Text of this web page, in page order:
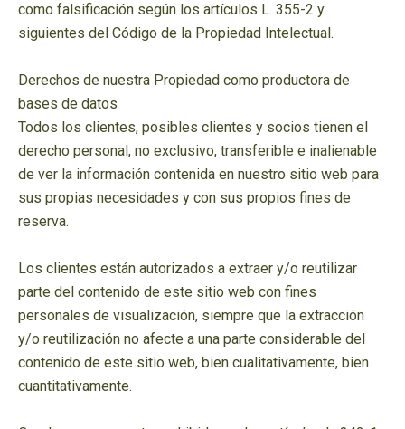
como falsificación según los artículos L. 355-2 y
siguientes del Código de la Propiedad Intelectual.
Derechos de nuestra Propiedad como productora de
bases de datos
Todos los clientes, posibles clientes y socios tienen el
derecho personal, no exclusivo, transferible e inalienable
de ver la información contenida en nuestro sitio web para
sus propias necesidades y con sus propios fines de
reserva.
Los clientes están autorizados a extraer y/o reutilizar
parte del contenido de este sitio web con fines
personales de visualización, siempre que la extracción
y/o reutilización no afecte a una parte considerable del
contenido de este sitio web, bien cualitativamente, bien
cuantitativamente.